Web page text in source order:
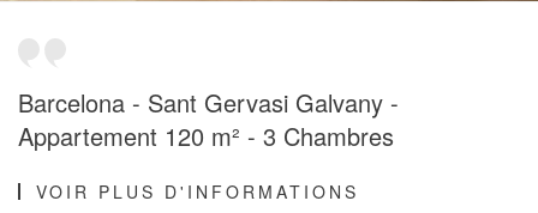
Barcelona - Sant Gervasi Galvany -
Appartement 120 m² - 3 Chambres
VOIR PLUS D'INFORMATIONS